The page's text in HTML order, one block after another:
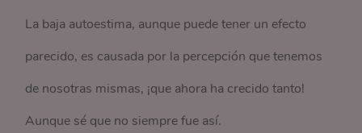
La baja autoestima, aunque puede tener un efecto
parecido, es causada por la percepción que tenemos
de nosotras mismas, ¡que ahora ha crecido tanto!
Aunque sé que no siempre fue así.